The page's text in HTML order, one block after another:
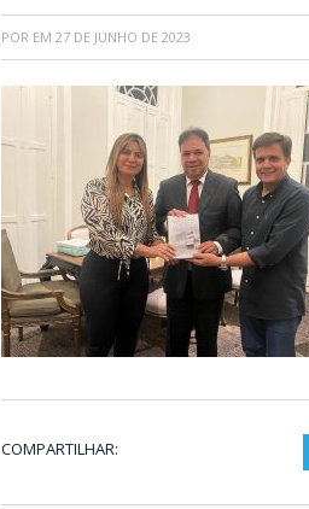
POR EM 27 DE JUNHO DE 2023
COMPARTILHAR: